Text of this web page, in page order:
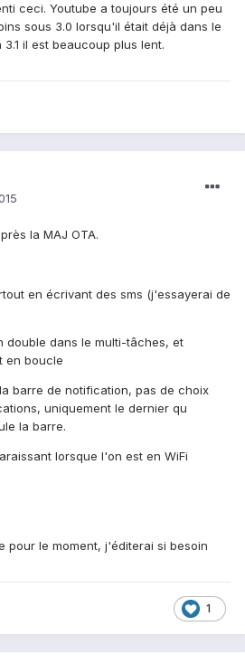
ceci. Youtube a toujours été un peu
sous 3.0 lorsqu'il était déjà dans le
il est beaucoup plus lent.
la MAJ OTA.
en écrivant des sms (j'essayerai de
double dans le multi-tâches, et
en boucle
barre de notification, pas de choix
uniquement le dernier qu
la barre.
lorsque l'on est en WiFi
pour le moment, j'éditerai si besoin
1